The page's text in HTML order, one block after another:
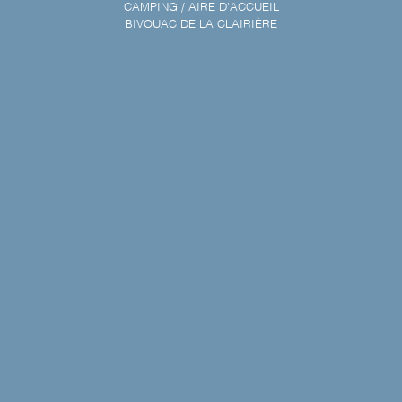
CAMPING / AIRE D'ACCUEIL
BIVOUAC DE LA CLAIRIÈRE